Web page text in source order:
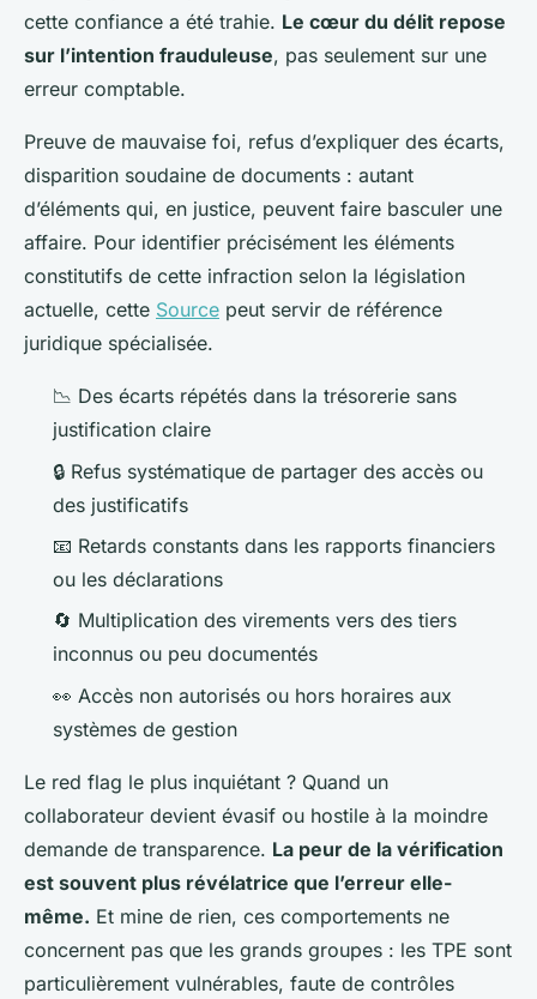
cette confiance a été trahie. Le cœur du délit repose
sur l’intention frauduleuse, pas seulement sur une
erreur comptable.
Preuve de mauvaise foi, refus d’expliquer des écarts,
disparition soudaine de documents : autant
d’éléments qui, en justice, peuvent faire basculer une
affaire. Pour identifier précisément les éléments
constitutifs de cette infraction selon la législation
actuelle, cette Source peut servir de référence
juridique spécialisée.
📉 Des écarts répétés dans la trésorerie sans
justification claire
🔒 Refus systématique de partager des accès ou
des justificatifs
📧 Retards constants dans les rapports financiers
ou les déclarations
🔄 Multiplication des virements vers des tiers
inconnus ou peu documentés
👀 Accès non autorisés ou hors horaires aux
systèmes de gestion
Le red flag le plus inquiétant ? Quand un
collaborateur devient évasif ou hostile à la moindre
demande de transparence. La peur de la vérification
est souvent plus révélatrice que l’erreur elle-
même. Et mine de rien, ces comportements ne
concernent pas que les grands groupes : les TPE sont
particulièrement vulnérables, faute de contrôles